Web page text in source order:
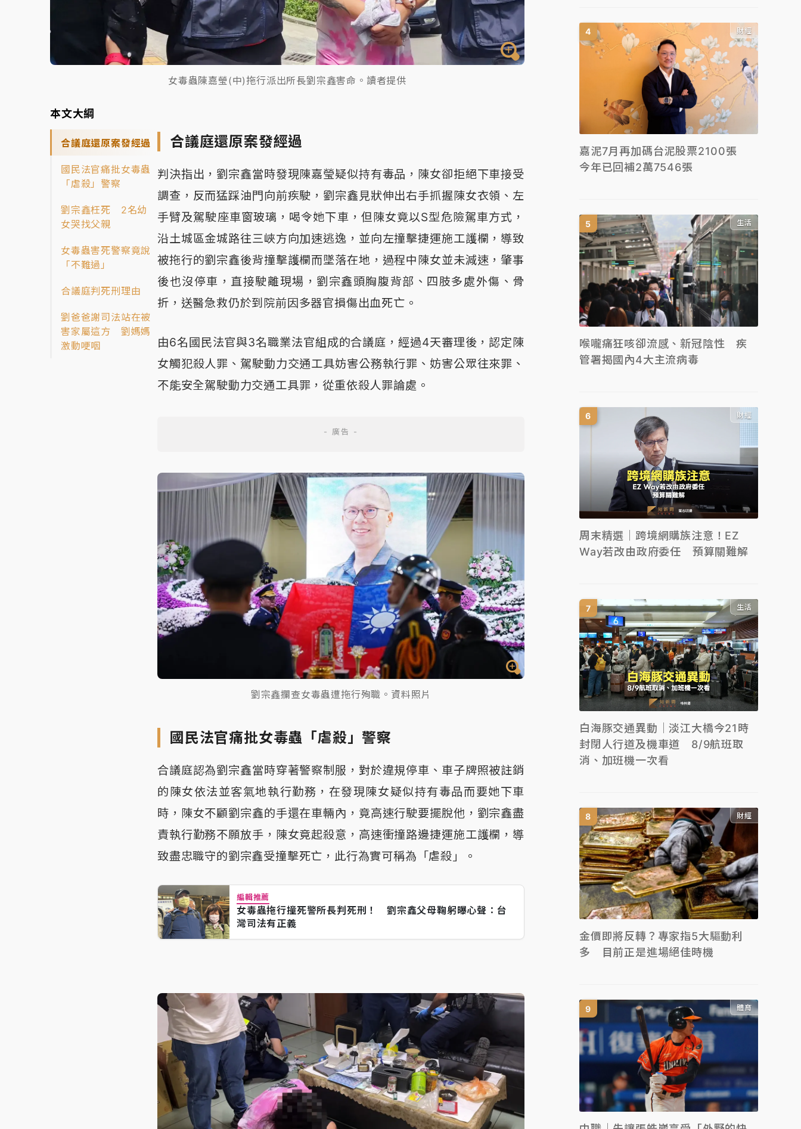
女毒蟲陳嘉瑩(中)拖行派出所長劉宗鑫害命。讀者提供
本文大綱
合議庭還原案發經過
國民法官痛批女毒蟲
「虐殺」警察
劉宗鑫枉死 2名幼
女哭找父親
女毒蟲害死警察竟說
「不難過」
合議庭判死刑理由
劉爸爸謝司法站在被
害家屬這方 劉媽媽
激動哽咽
合議庭還原案發經過
判決指出，劉宗鑫當時發現陳嘉瑩疑似持有毒品，陳女卻拒絕下車接受
調查，反而猛踩油門向前疾駛，劉宗鑫見狀伸出右手抓握陳女衣領、左
手臂及駕駛座車窗玻璃，喝令她下車，但陳女竟以S型危險駕車方式，
沿土城區金城路往三峽方向加速逃逸，並向左撞擊捷運施工護欄，導致
被拖行的劉宗鑫後背撞擊護欄而墜落在地，過程中陳女並未減速，肇事
後也沒停車，直接駛離現場，劉宗鑫頭胸腹背部、四肢多處外傷、骨
折，送醫急救仍於到院前因多器官損傷出血死亡。
由6名國民法官與3名職業法官組成的合議庭，經過4天審理後，認定陳
女觸犯殺人罪、駕駛動力交通工具妨害公務執行罪、妨害公眾往來罪、
不能安全駕駛動力交通工具罪，從重依殺人罪論處。
劉宗鑫攔查女毒蟲遭拖行殉職。資料照片
國民法官痛批女毒蟲「虐殺」警察
合議庭認為劉宗鑫當時穿著警察制服，對於違規停車、車子牌照被註銷
的陳女依法並客氣地執行勤務，在發現陳女疑似持有毒品而要她下車
時，陳女不顧劉宗鑫的手還在車輛內，竟高速行駛要擺脫他，劉宗鑫盡
責執行勤務不願放手，陳女竟起殺意，高速衝撞路邊捷運施工護欄，導
致盡忠職守的劉宗鑫受撞擊死亡，此行為實可稱為「虐殺」。
編輯推薦
女毒蟲拖行撞死警所長判死刑！ 劉宗鑫父母鞠躬曝心聲：台
灣司法有正義
財經
嘉泥7月再加碼台泥股票2100張
今年已回補2萬7546張
生活
喉嚨痛狂咳卻流感、新冠陰性 疾
管署揭國內4大主流病毒
財經
周末精選｜跨境網購族注意！EZ
Way若改由政府委任 預算關難解
生活
白海豚交通異動｜淡江大橋今21時
封閉人行道及機車道 8/9航班取
消、加班機一次看
財經
金價即將反轉？專家指5大驅動利
多 目前正是進場絕佳時機
體育